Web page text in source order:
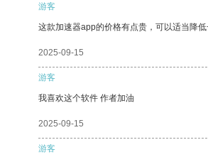
游客
这款加速器app的价格有点贵，可以适当降低
2025-09-15
游客
我喜欢这个软件 作者加油
2025-09-15
游客